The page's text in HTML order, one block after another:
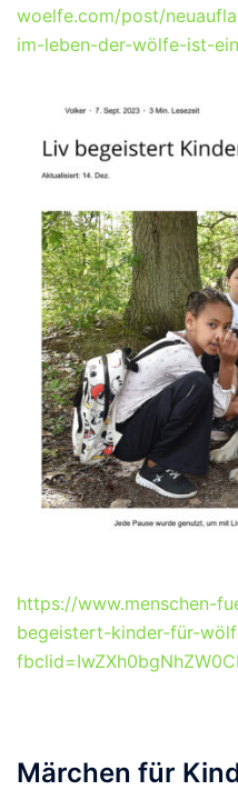
woelfe.com/post/
im-leben-der-wölfe-ist-
https://www.menschen-
begeistert-kinder-für-
Märchen für